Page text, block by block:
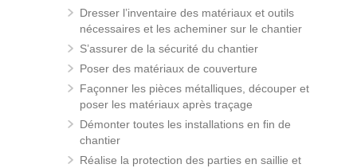
Dresser l’inventaire des matériaux et outils
nécessaires et les acheminer sur le chantier
S’assurer de la sécurité du chantier
Poser des matériaux de couverture
Façonner les pièces métalliques, découper et
poser les matériaux après traçage
Démonter toutes les installations en fin de
chantier
Réalise la protection des parties en saillie et